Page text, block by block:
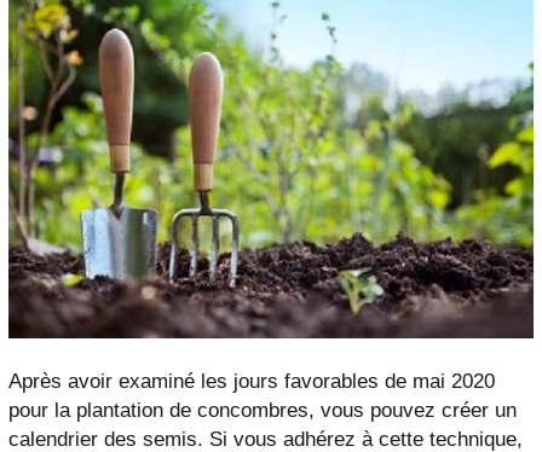
Après avoir examiné les jours favorables de mai 2020
pour la plantation de concombres, vous pouvez créer un
calendrier des semis. Si vous adhérez à cette technique,